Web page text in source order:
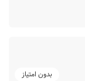
بدون امتیاز